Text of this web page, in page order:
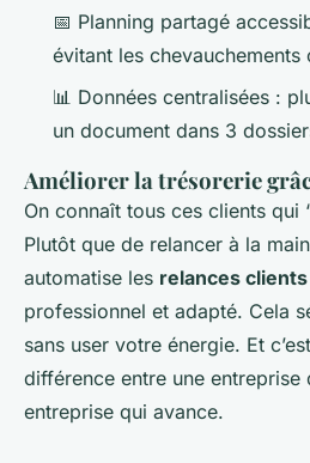
📅 Planning partagé
évitant les chevauchements
📊 Données centralisées :
un document dans 3
Améliorer la trésorerie
On connaît tous ces clients qui
Plutôt que de relancer à la
automatise les relances clients
professionnel et adapté. Cela
sans user votre énergie. Et
différence entre une entreprise
entreprise qui avance.